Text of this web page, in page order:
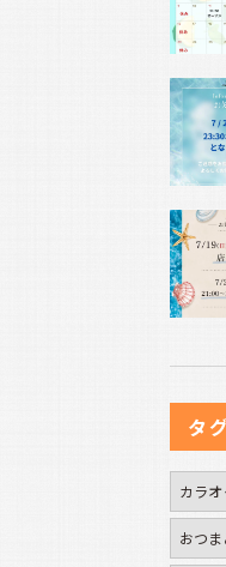
タ
カラ
おつま